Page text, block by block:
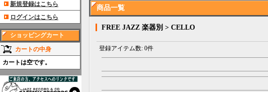
新規登録はこちら
ログインはこちら
ショッピングカート
カートの中身
カートは空です。
商品一覧
FREE JAZZ 楽器別 > CELLO
登録アイテム数: 0件